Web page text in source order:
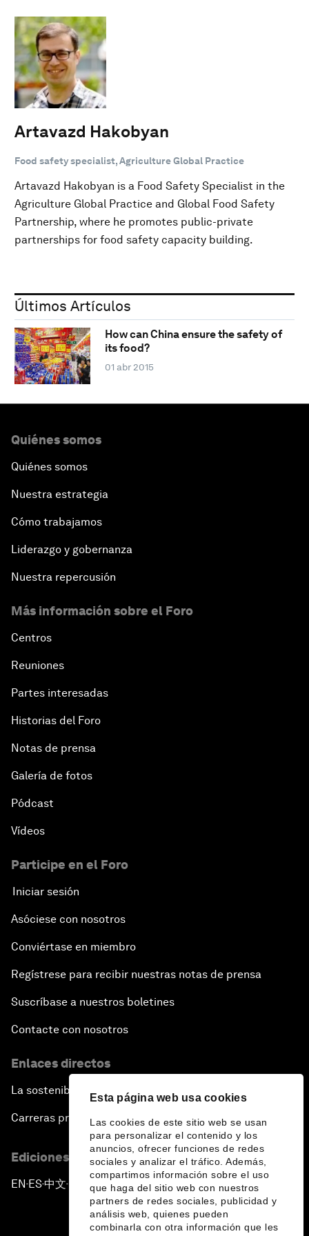
Esta página web usa cookies
Las cookies de este sitio web se usan
para personalizar el contenido y los
anuncios, ofrecer funciones de redes
sociales y analizar el tráfico. Además,
compartimos información sobre el uso
que haga del sitio web con nuestros
partners de redes sociales, publicidad y
análisis web, quienes pueden
combinarla con otra información que les
Artavazd Hakobyan
Food safety specialist, Agriculture Global Practice
Artavazd Hakobyan is a Food Safety Specialist in the
Agriculture Global Practice and Global Food Safety
Partnership, where he promotes public-private
partnerships for food safety capacity building.
Últimos Artículos
How can China ensure the safety of
its food?
01 abr 2015
Quiénes somos
Quiénes somos
Nuestra estrategia
Cómo trabajamos
Liderazgo y gobernanza
Nuestra repercusión
Más información sobre el Foro
Centros
Reuniones
Partes interesadas
Historias del Foro
Notas de prensa
Galería de fotos
Pódcast
Vídeos
Participe en el Foro
Iniciar sesión
Asóciese con nosotros
Conviértase en miembro
Regístrese para recibir nuestras notas de prensa
Suscríbase a nuestros boletines
Contacte con nosotros
Enlaces directos
La sostenibilidad en el Foro
Carreras profesionales
Ediciones en otros idiomas
EN ▪ES▪中文▪ 日本語